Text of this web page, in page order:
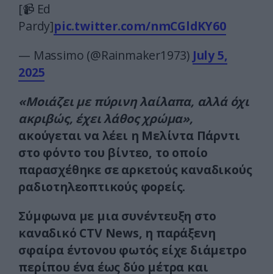
[📹 Ed
Pardy]pic.twitter.com/nmCGldKY60
— Massimo (@Rainmaker1973) July 5,
2025
«Μοιάζει με πύρινη λαίλαπα, αλλά όχι
ακριβώς, έχει λάθος χρώμα»,
ακούγεται να λέει η Μελίντα Πάρντι
στο φόντο του βίντεο, το οποίο
παρασχέθηκε σε αρκετούς καναδικούς
ραδιοτηλεοπτικούς φορείς.
Σύμφωνα με μια συνέντευξη στο
καναδικό CTV News, η παράξενη
σφαίρα έντονου φωτός είχε διάμετρο
περίπου ένα έως δύο μέτρα και